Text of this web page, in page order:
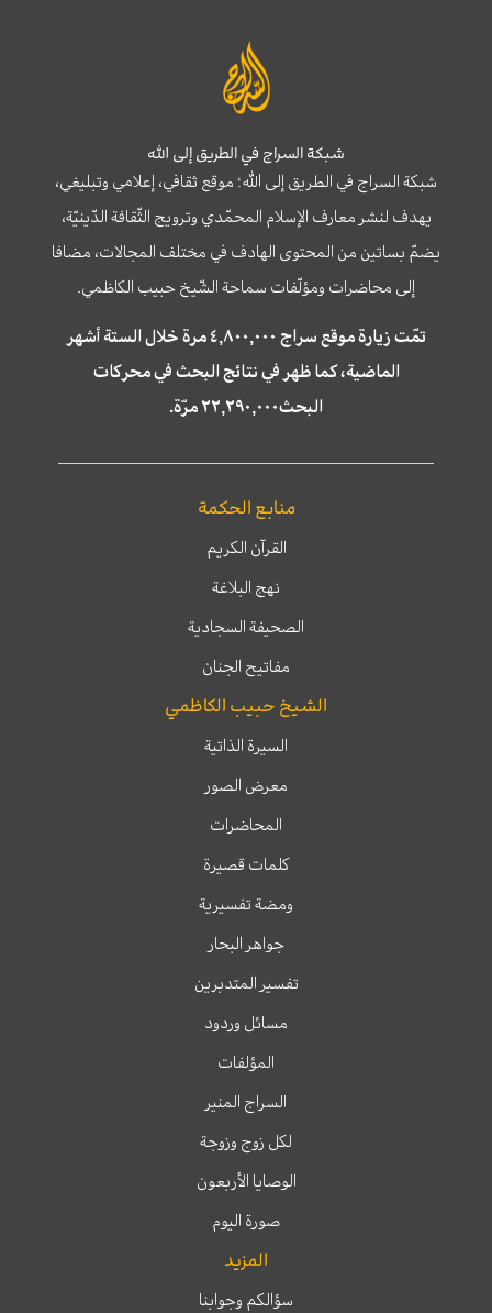
شبكة السراج في الطريق إلى الله
شبكة السراج في الطريق إلى الله؛ موقع ثقافي، إعلامي وتبليغي،
يهدف لنشر معارف الإسلام المحمّدي وترويج الثّقافة الدّينيّة،
يضمّ بساتين من المحتوى الهادف في مختلف المجالات، مضافا
إلى محاضرات ومؤلّفات سماحة الشّيخ حبيب الكاظمي.
تمّت زيارة موقع سراج ٤,٨٠٠,٠٠٠ مرة خلال الستة أشهر
الماضية، كما ظهر في نتائج البحث في محركات
البحث٢٢,٢٩٠,٠٠٠ مرّة.
منابع الحكمة
القرآن الكريم
نهج البلاغة
الصحيفة السجادية
مفاتيح الجنان
الشيخ حبيب الكاظمي
السيرة الذاتية
معرض الصور
المحاضرات
كلمات قصيرة
ومضة تفسيرية
جواهر البحار
تفسير المتدبرين
مسائل وردود
المؤلفات
السراج المنير
لكل زوج وزوجة
الوصايا الأربعون
صورة اليوم
المزيد
سؤالكم وجوابنا